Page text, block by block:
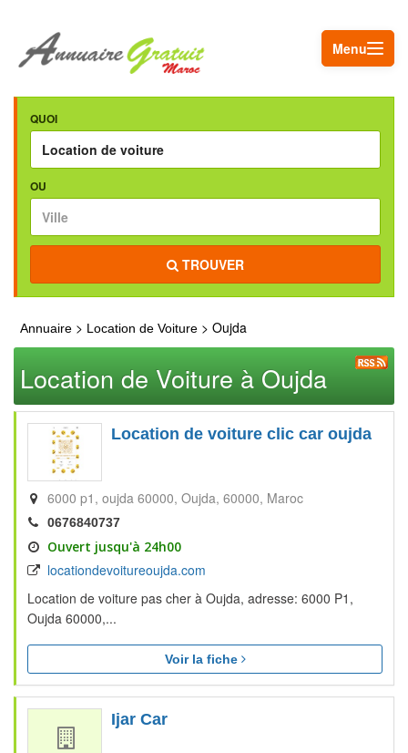
Menu
QUOI
OU
TROUVER
Annuaire > Location de Voiture > Oujda
Location de Voiture à Oujda
Location de voiture clic car oujda
6000 p1, oujda 60000 Oujda 60000 Maroc
0676840737
Ouvert jusqu'à 24h00
locationdevoitureoujda.com
Location de voiture pas cher à Oujda, adresse: 6000 P1,
Oujda 60000,...
Voir la fiche
Ijar Car